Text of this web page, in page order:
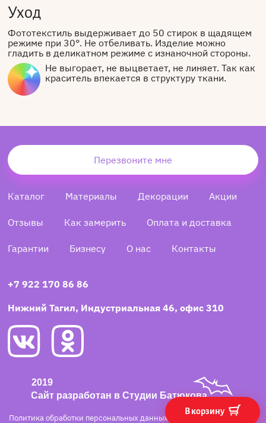
В корзину
Уход
Фототекстиль выдерживает до 50 стирок в щадящем
режиме при 30°. Не отбеливать. Изделие можно
гладить в деликатном режиме с изнаночной стороны.
Не выгорает, не выцветает, не линяет. Так как
краситель впекается в структуру ткани.
Перезвоните мне
Каталог Материалы Декорации Акции
Отзывы Как замерить Оплата и доставка
Гарантии Бизнесу О нас Контакты
+7 922 170 86 86
Нижний Тагил, Индустриальная 46, офис 310
Политика обработки персональных данных Согласие на обработку